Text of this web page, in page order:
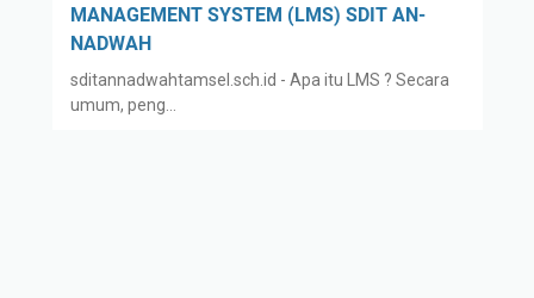
S
N
T
R
Y
MANAGEMENT SYSTEM (LMS) SDIT AN-
NADWAH
sditannadwahtamsel.sch.id - Apa itu LMS ? Secara
umum, peng…